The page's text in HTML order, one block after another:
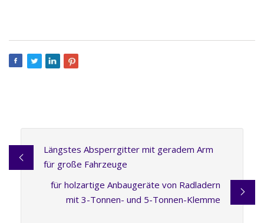
Längstes Absperrgitter mit geradem Arm
für große Fahrzeuge
für holzartige Anbaugeräte von Radladern
mit 3-Tonnen- und 5-Tonnen-Klemme